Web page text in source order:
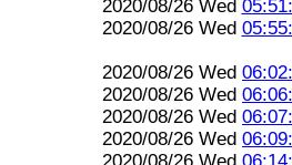
2020/08/26 Wed
2020/08/26 Wed
2020/08/26 Wed
2020/08/26 Wed
2020/08/26 Wed
2020/08/26 Wed